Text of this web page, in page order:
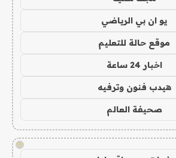
يو ان بي الرياضي
موقع حالة للتعليم
اخبار 24 ساعة
هيدب فنون وترفيه
صحيفة العالم
!